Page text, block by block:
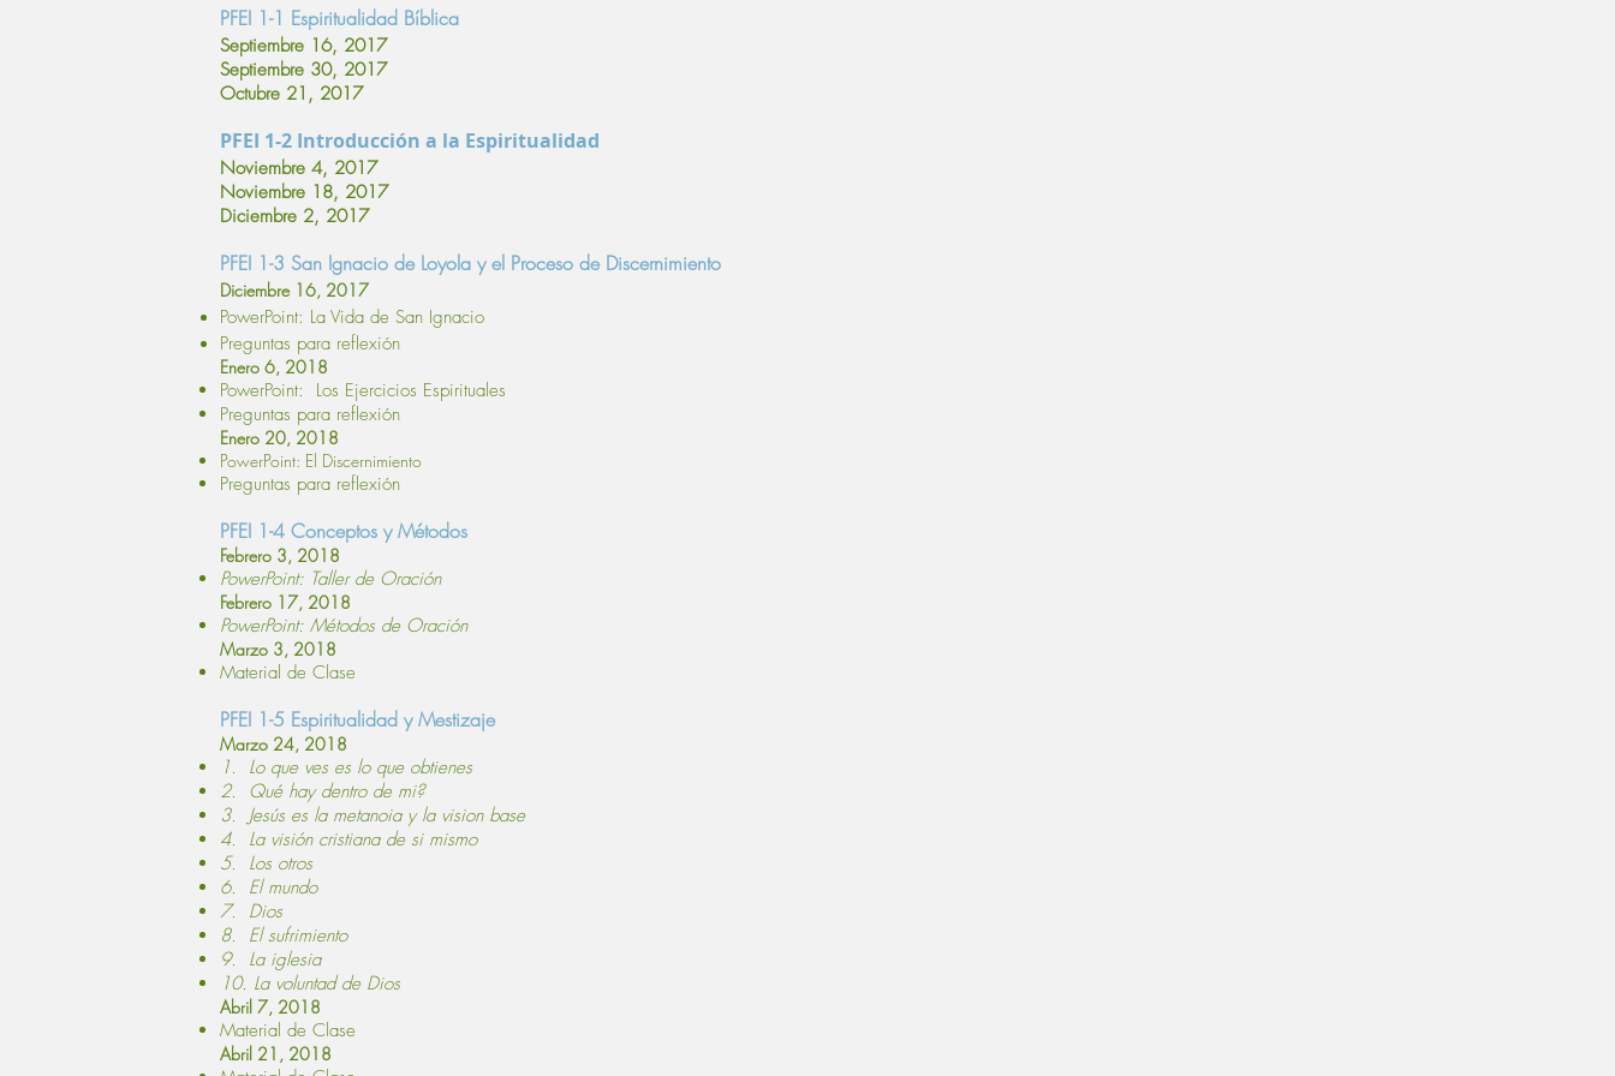
PFEI 1-1 Espiritualidad Bíblica
Septiembre 16, 2017
Septiembre 30, 2017
Octubre 21, 2017
PFEI 1-2 Introducción a la Espiritualidad
Noviembre 4, 2017
Noviembre 18, 2017
Diciembre 2, 2017
PFEI 1-3 San Ignacio de Loyola y el Proceso de Discernimiento
Diciembre 16, 2017
PowerPoint: La Vida de San Ignacio
Preguntas para reflexión
Enero 6, 2018
PowerPoint: Los Ejercicios Espirituales
Preguntas para reflexión
Enero 20, 2018
PowerPoint: El Discernimiento
Preguntas para reflexión
PFEI 1-4 Conceptos y Métodos
Febrero 3, 2018
PowerPoint: Taller de Oración
Febrero 17, 2018
PowerPoint: Métodos de Oración
Marzo 3, 2018
Material de Clase
PFEI 1-5 Espiritualidad y Mestizaje
Marzo 24, 2018
1. Lo que ves es lo que obtienes
2. Qué hay dentro de mi?
3. Jesús es la metanoia y la vision base
4. La visión cristiana de si mismo
5. Los otros
6. El mundo
7. Dios
8. El sufrimiento
9. La iglesia
10. La voluntad de Dios
Abril 7, 2018
Material de Clase
Abril 21, 2018